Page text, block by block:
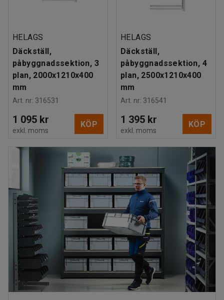
HELAGS
Däckställ,
påbyggnadssektion, 3
plan, 2000x1210x400
mm
Art. nr: 316531
1 095 kr
exkl. moms
KÖP
HELAGS
Däckställ,
påbyggnadssektion, 4
plan, 2500x1210x400
mm
Art. nr: 316541
1 395 kr
exkl. moms
KÖP